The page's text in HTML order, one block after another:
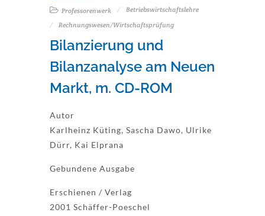
Professorenwerk
Betriebswirtschaftslehre
Rechnungswesen/Wirtschaftsprüfung
Bilanzierung und
Bilanzanalyse am Neuen
Markt, m. CD-ROM
Autor
Karlheinz Küting, Sascha Dawo, Ulrike
Dürr, Kai Elprana
Gebundene Ausgabe
Erschienen / Verlag
2001 Schäffer-Poeschel